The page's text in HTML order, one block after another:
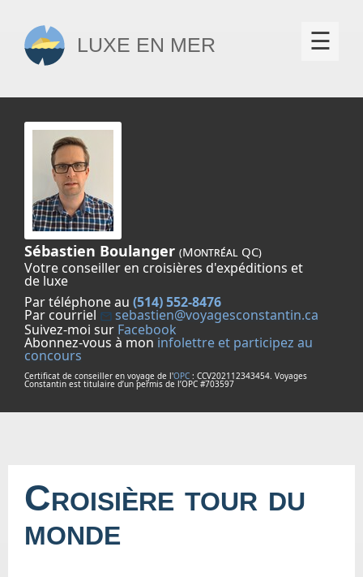
×
☰
Luxe en mer
Sébastien Boulanger (Montréal QC)
Votre conseiller en croisières d'expéditions et
de luxe
Par téléphone au (514) 552-8476
Par courriel
sebastien@voyagesconstantin.ca
Suivez-moi sur Facebook
Abonnez-vous à mon infolettre et participez au
concours
Certificat de conseiller en voyage de l'OPC : CCV202112343454. Voyages
Constantin est titulaire d’un permis de l’OPC #703597
Croisière tour du
monde